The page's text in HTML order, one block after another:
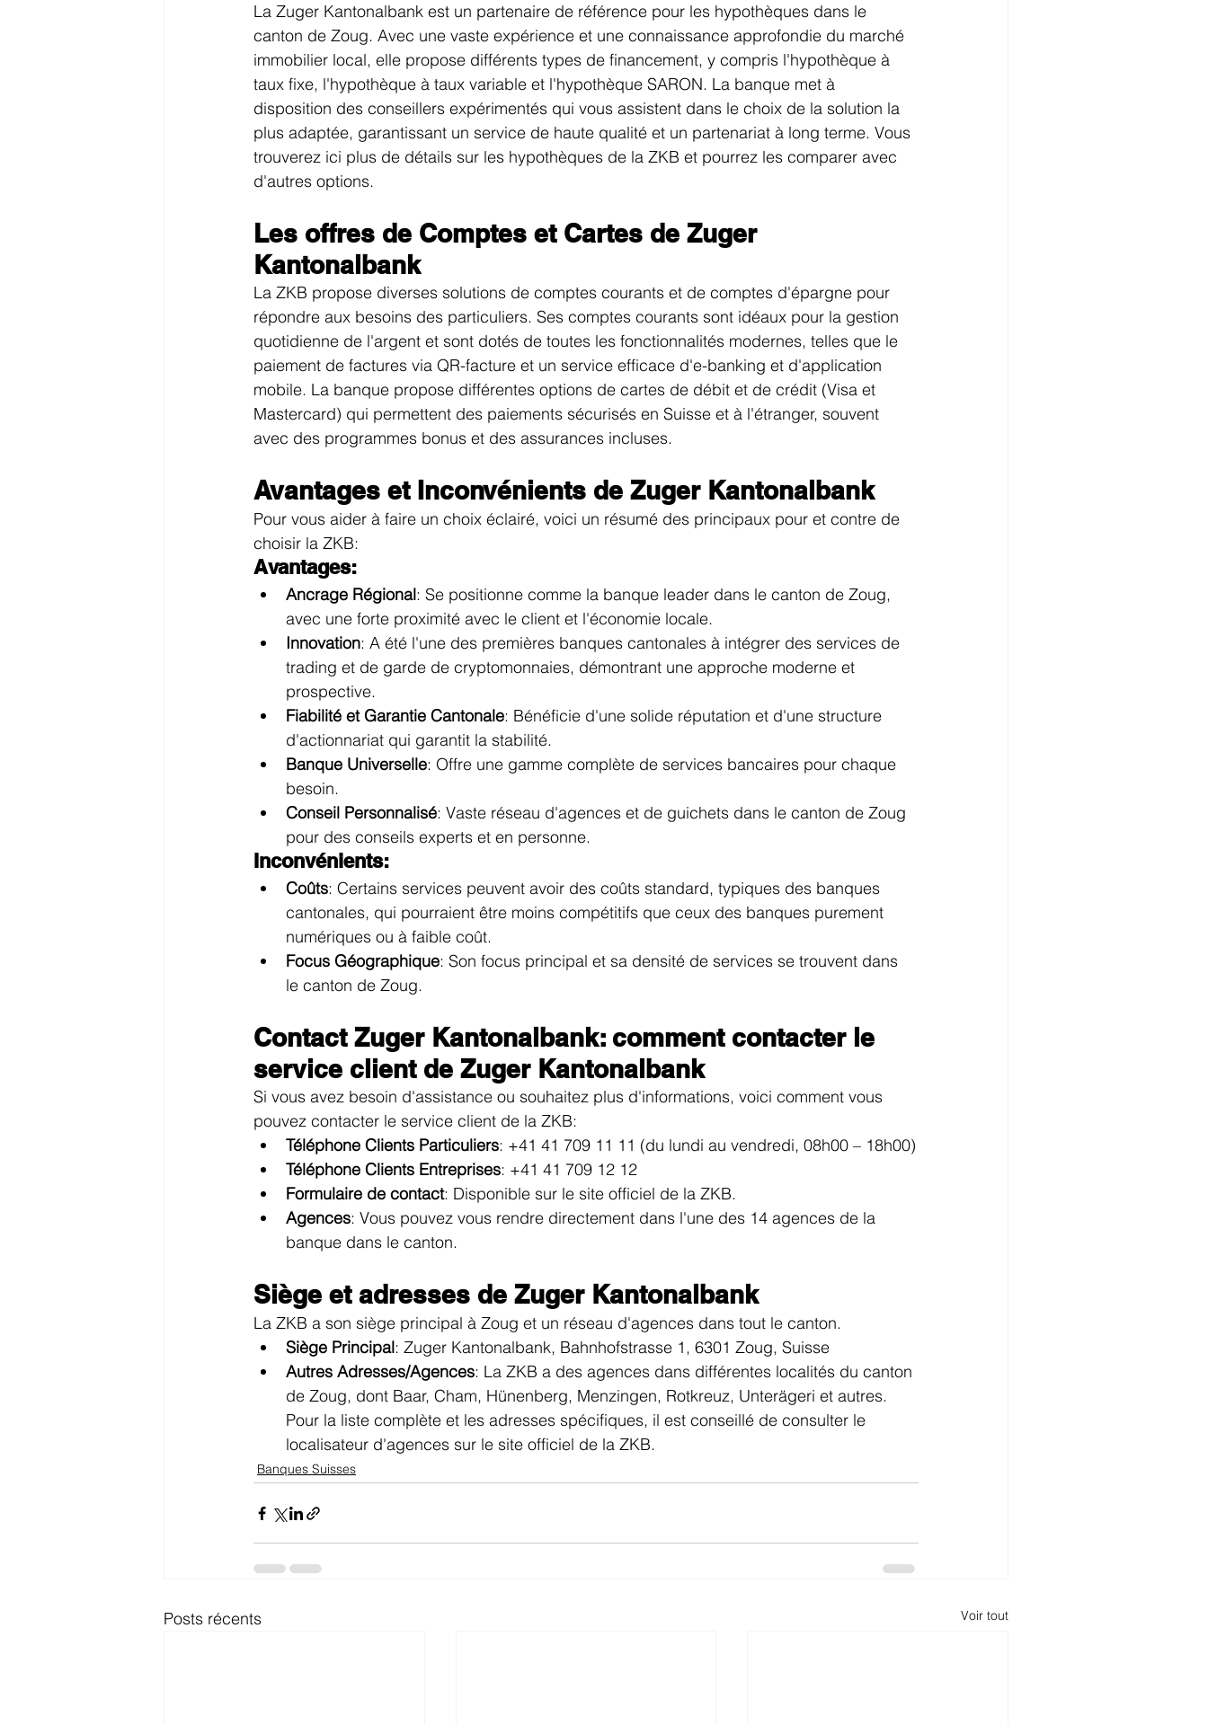
La Zuger Kantonalbank est un partenaire de référence pour les hypothèques dans le
canton de Zoug. Avec une vaste expérience et une connaissance approfondie du marché
immobilier local, elle propose différents types de financement, y compris l'hypothèque à
taux fixe, l'hypothèque à taux variable et l'hypothèque SARON. La banque met à
disposition des conseillers expérimentés qui vous assistent dans le choix de la solution la
plus adaptée, garantissant un service de haute qualité et un partenariat à long terme. Vous
trouverez ici plus de détails sur les hypothèques de la ZKB et pourrez les comparer avec
d'autres options.
Les offres de Comptes et Cartes de Zuger
Kantonalbank
La ZKB propose diverses solutions de comptes courants et de comptes d'épargne pour
répondre aux besoins des particuliers. Ses comptes courants sont idéaux pour la gestion
quotidienne de l'argent et sont dotés de toutes les fonctionnalités modernes, telles que le
paiement de factures via QR-facture et un service efficace d'e-banking et d'application
mobile. La banque propose différentes options de cartes de débit et de crédit (Visa et
Mastercard) qui permettent des paiements sécurisés en Suisse et à l'étranger, souvent
avec des programmes bonus et des assurances incluses.
Avantages et Inconvénients de Zuger Kantonalbank
Pour vous aider à faire un choix éclairé, voici un résumé des principaux pour et contre de
choisir la ZKB:
Avantages:
Ancrage Régional: Se positionne comme la banque leader dans le canton de Zoug,
avec une forte proximité avec le client et l'économie locale.
Innovation: A été l'une des premières banques cantonales à intégrer des services de
trading et de garde de cryptomonnaies, démontrant une approche moderne et
prospective.
Fiabilité et Garantie Cantonale: Bénéficie d'une solide réputation et d'une structure
d'actionnariat qui garantit la stabilité.
Banque Universelle: Offre une gamme complète de services bancaires pour chaque
besoin.
Conseil Personnalisé: Vaste réseau d'agences et de guichets dans le canton de Zoug
pour des conseils experts et en personne.
Inconvénients:
Coûts: Certains services peuvent avoir des coûts standard, typiques des banques
cantonales, qui pourraient être moins compétitifs que ceux des banques purement
numériques ou à faible coût.
Focus Géographique: Son focus principal et sa densité de services se trouvent dans
le canton de Zoug.
Contact Zuger Kantonalbank: comment contacter le
service client de Zuger Kantonalbank
Si vous avez besoin d'assistance ou souhaitez plus d'informations, voici comment vous
pouvez contacter le service client de la ZKB:
Téléphone Clients Particuliers: +41 41 709 11 11 (du lundi au vendredi, 08h00 – 18h00)
Téléphone Clients Entreprises: +41 41 709 12 12
Formulaire de contact: Disponible sur le site officiel de la ZKB.
Agences: Vous pouvez vous rendre directement dans l'une des 14 agences de la
banque dans le canton.
Siège et adresses de Zuger Kantonalbank
La ZKB a son siège principal à Zoug et un réseau d'agences dans tout le canton.
Siège Principal: Zuger Kantonalbank, Bahnhofstrasse 1, 6301 Zoug, Suisse
Autres Adresses/Agences: La ZKB a des agences dans différentes localités du canton
de Zoug, dont Baar, Cham, Hünenberg, Menzingen, Rotkreuz, Unterägeri et autres.
Pour la liste complète et les adresses spécifiques, il est conseillé de consulter le
localisateur d'agences sur le site officiel de la ZKB.
Banques Suisses
Posts récents Voir tout